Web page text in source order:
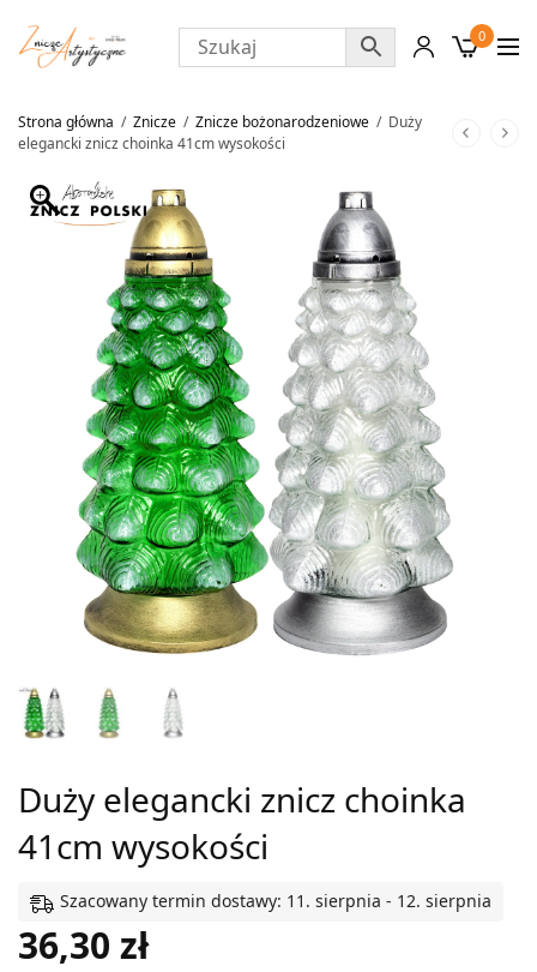
0
Strona główna / Znicze / Znicze bożonarodzeniowe / Duży
elegancki znicz choinka 41cm wysokości
Duży elegancki znicz choinka
41cm wysokości
Szacowany termin dostawy: 11. sierpnia - 12. sierpnia
36,30zł